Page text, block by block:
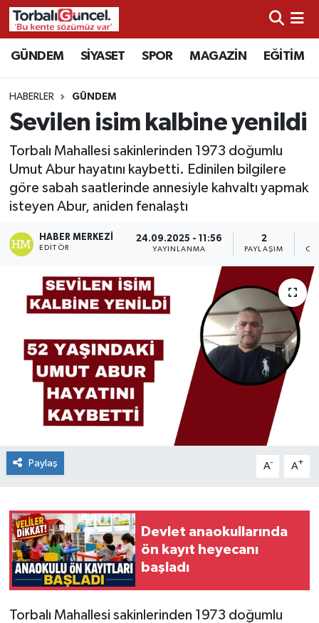
GÜNDEM SİYASET SPOR MAGAZİN EĞİTİM
HABERLER GÜNDEM
Sevilen isim kalbine yenildi
Torbalı Mahallesi sakinlerinden 1973 doğumlu
Umut Abur hayatını kaybetti. Edinilen bilgilere
göre sabah saatlerinde annesiyle kahvaltı yapmak
isteyen Abur, aniden fenalaştı
HABER MERKEZI
EDITÖR
24.09.2025 - 11:56
YAYINLANMA
2
PAYLAŞIM
Paylaş A- A+
Devlet anaokullarında
ön kayıt heyecanı
başladı
Torbalı Mahallesi sakinlerinden 1973 doğumlu
İzmir Nöbetçi Eczaneler
İzmir Hava Durumu
İzmir Namaz Vakitleri
İzmir Trafik Yoğunluk Haritası
Süper Lig Puan Durumu ve Fikstür
Tüm Manşetler
Haber Arşivi